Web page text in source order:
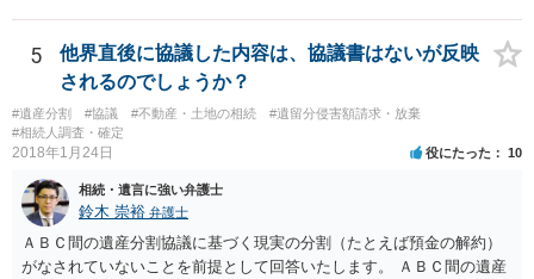
「廃除」は遺言でも可能です（民法８９３条）。 弁護士に具体的な事
情を話して相談して、「廃除」が可能か、実際に法律相談を受けるこ
とをお勧めします。
5
他界直後に協議した内容は、協議書はないが反映
されるのでしょうか？
#遺産分割 #協議 #不動産・土地の相続
#遺留分侵害額請求・放棄
#相続人調査・確定
2018年1月24日 役にたった 10
相続・遺言に強い弁護士
鈴木 崇裕 弁護士
ＡＢＣ間の遺産分割協議に基づく現実の分割（たとえば預金の解約）
がなされていないことを前提として回答いたします。 ＡＢＣ間の遺産